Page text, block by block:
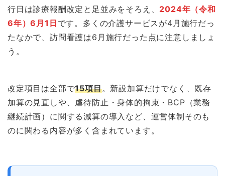
行日は診療報酬改定と足並みをそろえ、 2024年（令和
6年）6月1日 です。多くの介護サービスが4月施行だっ
たなかで、訪問看護は6月施行だった点に注意しましょ
う。
改定項目は全部で15項目。新設加算だけでなく、既存
加算の見直しや、虐待防止・身体的拘束・BCP（業務
継続計画）に関する減算の導入など、運営体制そのも
のに関わる内容が多く含まれています。